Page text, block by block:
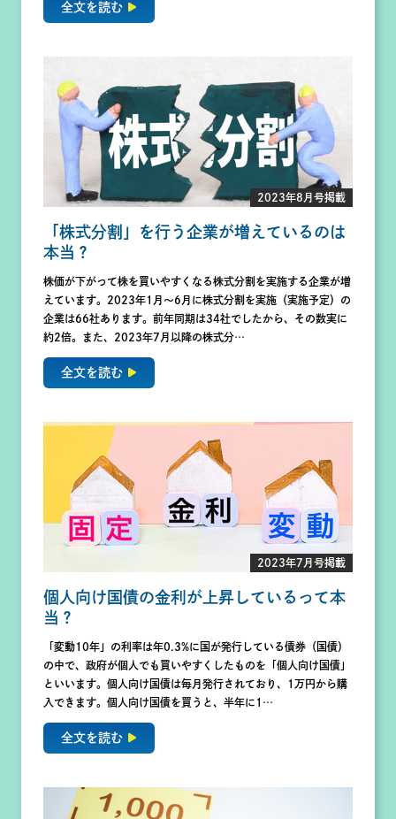
全文を読む
2023年8月号掲載
「株式分割」を行う企業が増えているのは
本当？
株価が下がって株を買いやすくなる株式分割を実施する企業が増
えています。2023年1月〜6月に株式分割を実施（実施予定）の
企業は66社あります。前年同期は34社でしたから、その数実に
約2倍。また、2023年7月以降の株式分…
全文を読む
2023年7月号掲載
個人向け国債の金利が上昇しているって本
当？
「変動10年」の利率は年0.3%に国が発行している債券（国債）
の中で、政府が個人でも買いやすくしたものを「個人向け国債」
といいます。個人向け国債は毎月発行されており、1万円から購
入できます。個人向け国債を買うと、半年に1…
全文を読む